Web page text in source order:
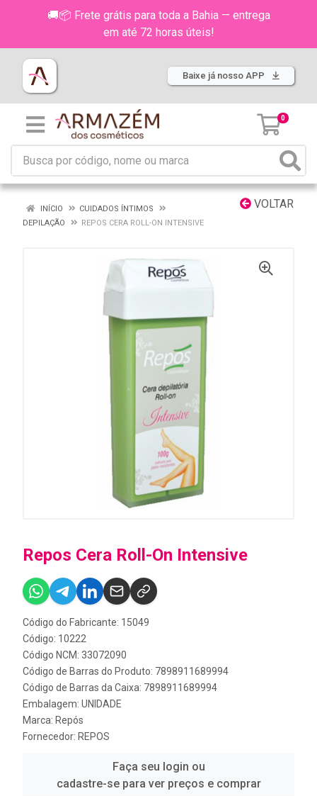
🚚📦 Frete grátis para toda a Bahia — entrega
em até 72 horas úteis!
Baixe já nosso APP
0
VOLTAR
INÍCIO
CUIDADOS ÍNTIMOS
DEPILAÇÃO
REPOS CERA ROLL-ON INTENSIVE
Repos Cera Roll-On Intensive
Código do Fabricante: 15049
Código: 10222
Código NCM: 33072090
Código de Barras do Produto: 7898911689994
Código de Barras da Caixa: 7898911689994
Embalagem: UNIDADE
Marca: Repós
Fornecedor: REPOS
Faça seu login ou
cadastre-se para ver preços e comprar